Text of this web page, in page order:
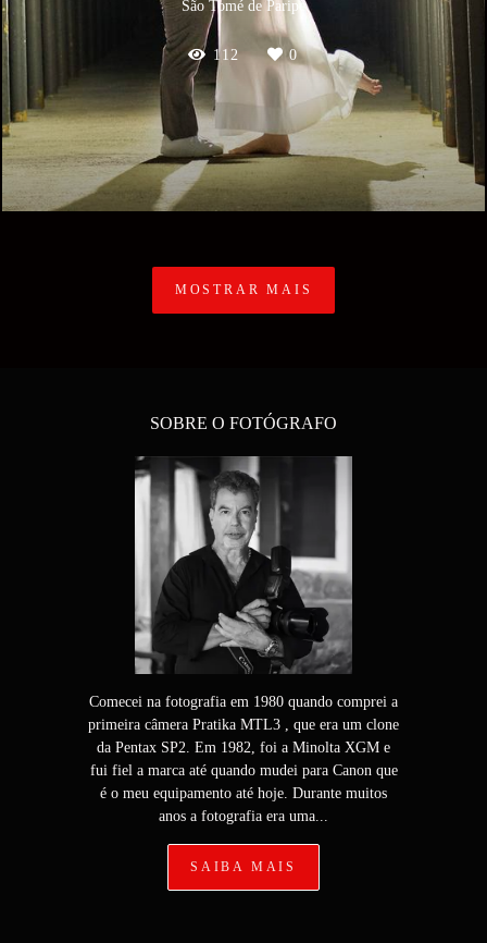
São Tomé de Paripe
112 0
MOSTRAR MAIS
SOBRE O FOTÓGRAFO
Comecei na fotografia em 1980 quando comprei a
primeira câmera Pratika MTL3 , que era um clone
da Pentax SP2. Em 1982, foi a Minolta XGM e
fui fiel a marca até quando mudei para Canon que
é o meu equipamento até hoje. Durante muitos
anos a fotografia era uma...
SAIBA MAIS